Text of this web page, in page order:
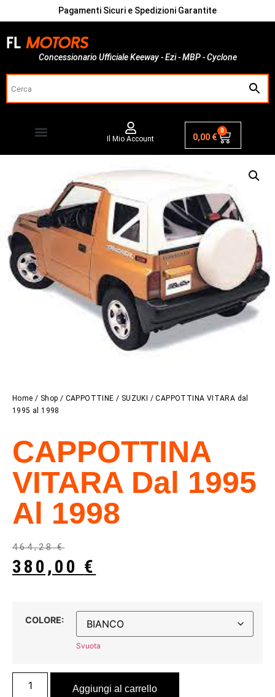
Pagamenti Sicuri e Spedizioni Garantite
Concessionario Ufficiale Keeway - Ezi - MBP - Cyclone
Il Mio Account 0,00 €
0
Home / Shop / CAPPOTTINE / SUZUKI / CAPPOTTINA VITARA dal
1995 al 1998
CAPPOTTINA
VITARA Dal 1995
Al 1998
464,28€
380,00 €
COLORE:
Svuota
Aggiungi al carrello